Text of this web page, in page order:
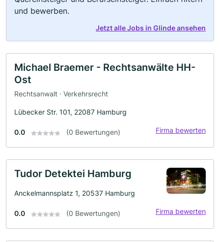
und bewerben.
Jetzt alle Jobs in Glinde ansehen
Michael Braemer - Rechtsanwälte HH-
Ost
Rechtsanwalt · Verkehrsrecht
Lübecker Str. 101, 22087 Hamburg
0.0 (0 Bewertungen) Firma bewerten
Tudor Detektei Hamburg
Anckelmannsplatz 1, 20537 Hamburg
0.0 (0 Bewertungen) Firma bewerten